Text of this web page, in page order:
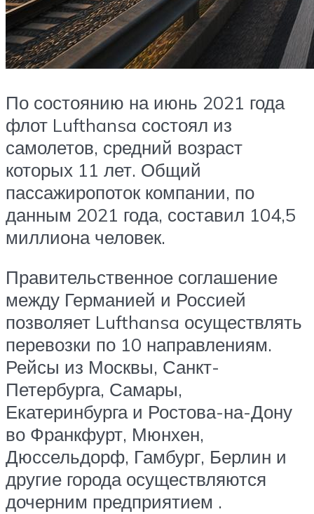
По состоянию на июнь 2021 года
флот Lufthansa состоял из
самолетов, средний возраст
которых 11 лет. Общий
пассажиропоток компании, по
данным 2021 года, составил 104,5
миллиона человек.
Правительственное соглашение
между Германией и Россией
позволяет Lufthansa осуществлять
перевозки по 10 направлениям.
Рейсы из Москвы, Санкт-
Петербурга, Самары,
Екатеринбурга и Ростова-на-Дону
во Франкфурт, Мюнхен,
Дюссельдорф, Гамбург, Берлин и
другие города осуществляются
дочерним предприятием .